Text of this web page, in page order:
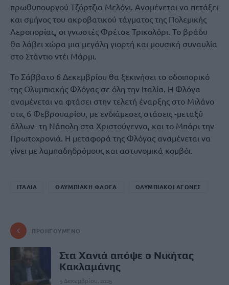
πρωθυπουργού Τζόρτζια Μελόνι. Αναμένεται να πετάξει
και σμήνος του ακροβατικού τάγματος της Πολεμικής
Αεροπορίας, οι γνωστές Φρέτσε Τρικολόρι. Το βράδυ
θα λάβει χώρα μια μεγάλη γιορτή και μουσική συναυλία
στο Στάντιο ντέι Μάρμι.
Το Σάββατο 6 Δεκεμβρίου θα ξεκινήσει το οδοιπορικό
της Ολυμπιακής Φλόγας σε όλη την Ιταλία. Η Φλόγα
αναμένεται να φτάσει στην τελετή έναρξης στο Μιλάνο
στις 6 Φεβρουαρίου, με ενδιάμεσες στάσεις -μεταξύ
άλλων- τη Νάπολη στα Χριστούγεννα, και το Μπάρι την
Πρωτοχρονιά. Η μεταφορά της Φλόγας αναμένεται να
γίνει με λαμπαδηδρόμους και αστυνομικά κομβόι.
ΙΤΑΛΙΑ ΟΛΥΜΠΙΑΚΗ ΦΛΟΓΑ ΟΛΥΜΠΙΑΚΟΙ ΑΓΩΝΕΣ
ΠΡΟΗΓΟΎΜΕΝΟ
Στα Χανιά απόψε ο Νικήτας
Κακλαμάνης
5 Δεκεμβρίου, 2025